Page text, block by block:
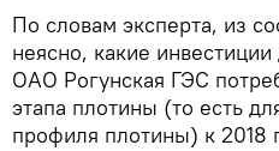
По словам эксперта, из
неясно, какие
ОАО Рогунская ГЭС
этапа плотины (то есть
профиля плотины) к 2018